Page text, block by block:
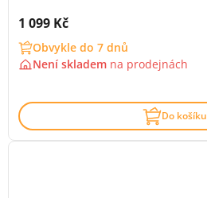
Cena s DPH:
1 099 Kč
Obvykle do 7 dnů
Není skladem na prodejnách
Do košíku